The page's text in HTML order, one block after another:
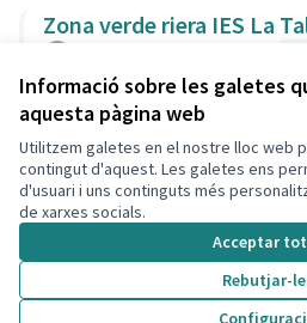
Informació sobre les galetes
aquesta pàgina web
Utilitzem galetes en el nostre lloc web
contingut d'aquest. Les galetes ens
d'usuari i uns continguts més
de xarxes socials.
Acceptar
Rebutjar-
Zona verde riera IES La
Termes i condicions d'ús
Configuració de les galetes
Decidim Calafell a X
(Enllaç extern)
Decidim Calafell a Facebook
Decidim Calafell a YouTube
Decidim Calafell a
(Enllaç extern)